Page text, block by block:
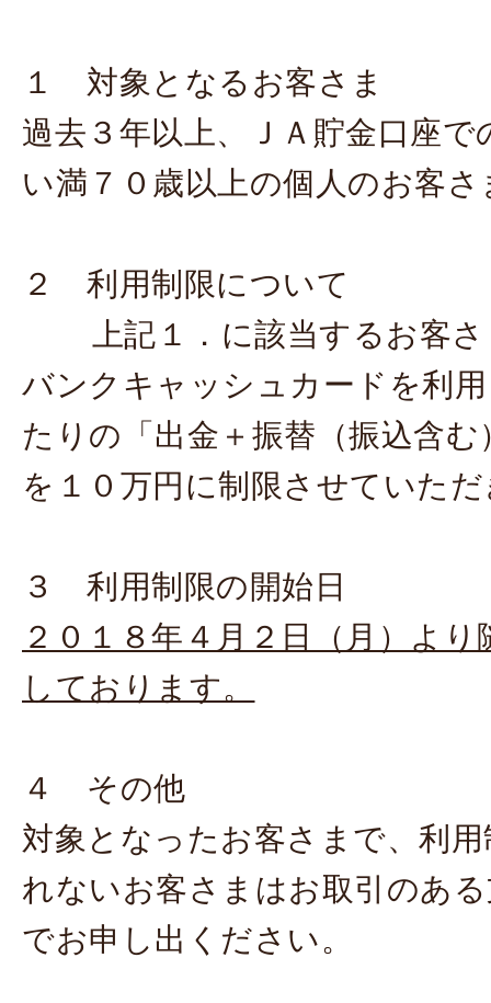
１ 対象となるお客さま
過去３年以上、ＪＡ貯金口座で
い満７０歳以上の個人のお客さ
２ 利用制限について
上記１．に該当するお客さ
バンクキャッシュカードを利
たりの「出金＋振替（振込含む
を１０万円に制限させていた
３ 利用制限の開始日
２０１８年４月２日（月）より
しております。
４ その他
対象となったお客さまで、利
れないお客さまはお取引のあ
でお申し出ください。